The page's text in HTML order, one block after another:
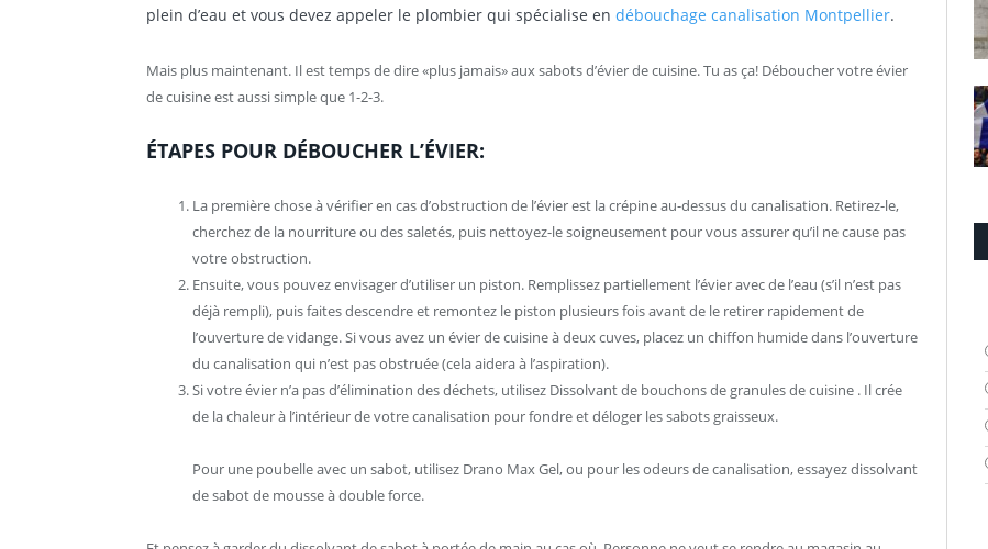
plein d’eau et vous devez appeler le plombier qui spécialise en débouchage canalisation Montpellier.
Mais plus maintenant. Il est temps de dire «plus jamais» aux sabots d’évier de cuisine. Tu as ça! Déboucher votre évier
de cuisine est aussi simple que 1-2-3.
ÉTAPES POUR DÉBOUCHER L’ÉVIER:
La première chose à vérifier en cas d’obstruction de l’évier est la crépine au-dessus du canalisation. Retirez-le,
cherchez de la nourriture ou des saletés, puis nettoyez-le soigneusement pour vous assurer qu’il ne cause pas
votre obstruction.
Ensuite, vous pouvez envisager d’utiliser un piston. Remplissez partiellement l’évier avec de l’eau (s’il n’est pas
déjà rempli), puis faites descendre et remontez le piston plusieurs fois avant de le retirer rapidement de
l’ouverture de vidange. Si vous avez un évier de cuisine à deux cuves, placez un chiffon humide dans l’ouverture
du canalisation qui n’est pas obstruée (cela aidera à l’aspiration).
Si votre évier n’a pas d’élimination des déchets, utilisez Dissolvant de bouchons de granules de cuisine . Il crée
de la chaleur à l’intérieur de votre canalisation pour fondre et déloger les sabots graisseux.
Pour une poubelle avec un sabot, utilisez Drano Max Gel, ou pour les odeurs de canalisation, essayez dissolvant
de sabot de mousse à double force.